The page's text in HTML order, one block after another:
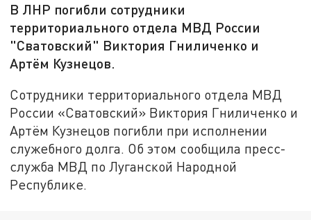
В ЛНР погибли сотрудники
территориального отдела МВД России
"Сватовский" Виктория Гниличенко и
Артём Кузнецов.
Сотрудники территориального отдела МВД
России «Сватовский» Виктория Гниличенко и
Артём Кузнецов погибли при исполнении
служебного долга. Об этом сообщила пресс-
служба МВД по Луганской Народной
Республике.